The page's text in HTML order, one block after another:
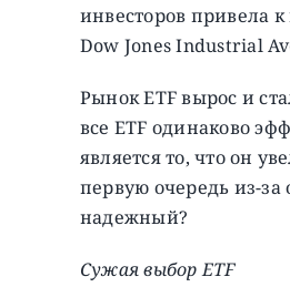
инвесторов привела
Dow Jones Industrial
Рынок ETF вырос и
все ETF одинаково
является то, что он
первую очередь из-за
надежный?
Сужая выбор ETF